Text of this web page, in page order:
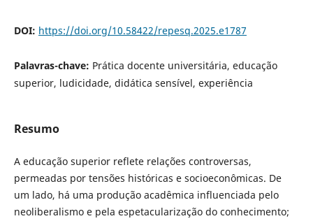
DOI: https://doi.org/10.58422/repesq.2025.e1787
Palavras-chave: Prática docente universitária, educação
superior, ludicidade, didática sensível, experiência
Resumo
A educação superior reflete relações controversas,
permeadas por tensões históricas e socioeconômicas. De
um lado, há uma produção acadêmica influenciada pelo
neoliberalismo e pela espetacularização do conhecimento;